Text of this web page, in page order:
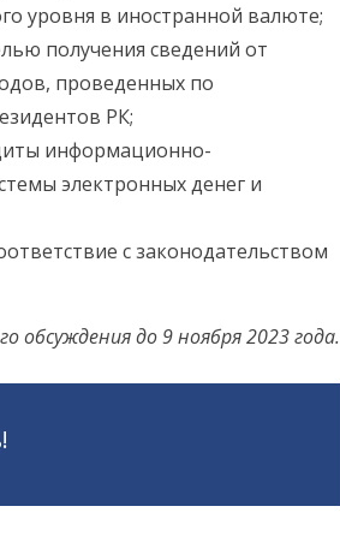
уровня в иностранной валюте;
получения сведений от
проведенных по
РК;
информационно-
электронных денег и
с законодательством
до 9 ноября 2023 года.